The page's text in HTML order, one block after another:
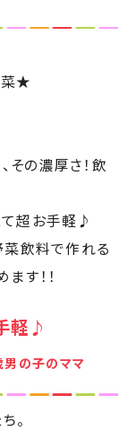
★
の濃厚さ！飲
て超お手軽♪